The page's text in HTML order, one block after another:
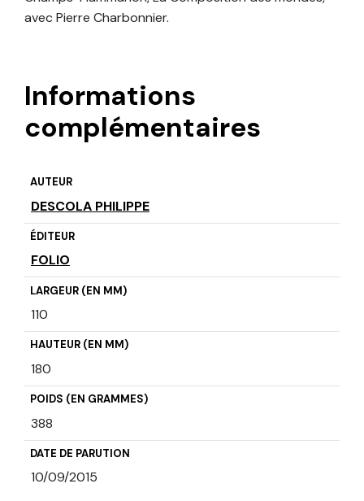
avec Pierre Charbonnier.
Informations
complémentaires
AUTEUR
DESCOLA PHILIPPE
ÉDITEUR
FOLIO
LARGEUR (EN MM)
110
HAUTEUR (EN MM)
180
POIDS (EN GRAMMES)
388
DATE DE PARUTION
10/09/2015